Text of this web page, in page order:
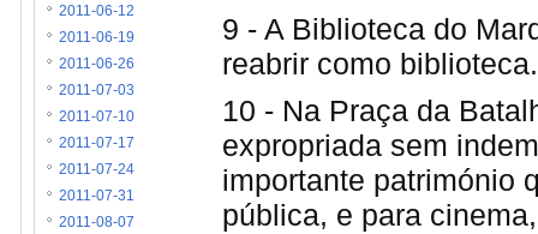
9 - A Biblioteca do
reabrir como biblioteca.
10 - Na Praça da
expropriada sem
importante património
pública, e para
2011-06-12
2011-06-19
2011-06-26
2011-07-03
2011-07-10
2011-07-17
2011-07-24
2011-07-31
2011-08-07